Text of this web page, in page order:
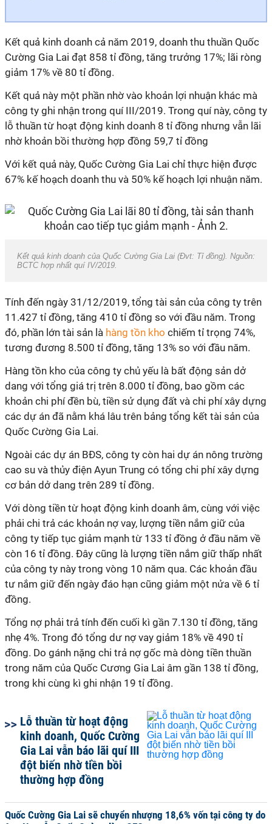
Kết quả kinh doanh cả năm 2019, doanh thu thuần Quốc
Cường Gia Lai đạt 858 tỉ đồng, tăng trưởng 17%; lãi ròng
giảm 17% về 80 tỉ đồng.
Kết quả này một phần nhờ vào khoản lợi nhuận khác mà
công ty ghi nhận trong quí III/2019. Trong quí này, công ty
lỗ thuần từ hoạt động kinh doanh 8 tỉ đồng nhưng vẫn lãi
nhờ khoản bồi thường hợp đồng 59,7 tỉ đồng
Với kết quả này, Quốc Cường Gia Lai chỉ thực hiện được
67% kế hoạch doanh thu và 50% kế hoạch lợi nhuận năm.
Kết quả kinh doanh của Quốc Cường Gia Lai (Đvt: Tỉ đồng). Nguồn:
BCTC hợp nhất quí IV/2019.
Tính đến ngày 31/12/2019, tổng tài sản của công ty trên
11.427 tỉ đồng, tăng 410 tỉ đồng so với đầu năm. Trong
đó, phần lớn tài sản là hàng tồn kho chiếm tỉ trọng 74%,
tương đương 8.500 tỉ đồng, tăng 13% so với đầu năm.
Hàng tồn kho của công ty chủ yếu là bất động sản dở
dang với tổng giá trị trên 8.000 tỉ đồng, bao gồm các
khoản chi phí đền bù, tiền sử dụng đất và chi phí xây dựng
các dự án đã nằm khá lâu trên bảng tổng kết tài sản của
Quốc Cường Gia Lai.
Ngoài các dự án BĐS, công ty còn hai dự án nông trường
cao su và thủy điện Ayun Trung có tổng chi phí xây dựng
cơ bản dở dang trên 289 tỉ đồng.
Với dòng tiền từ hoạt động kinh doanh âm, cùng với việc
phải chi trả các khoản nợ vay, lượng tiền nắm giữ của
công ty tiếp tục giảm mạnh từ 133 tỉ đồng ở đầu năm về
còn 16 tỉ đồng. Đây cũng là lượng tiền nắm giữ thấp nhất
của công ty này trong vòng 10 năm qua. Các khoản đầu
tư nắm giữ đến ngày đáo hạn cũng giảm một nửa về 6 tỉ
đồng.
Tổng nợ phải trả tính đến cuối kì gần 7.130 tỉ đồng, tăng
nhẹ 4%. Trong đó tổng dư nợ vay giảm 18% về 490 tỉ
đồng. Do gánh nặng chi trả nợ gốc mà dòng tiền thuần
trong năm của Quốc Cương Gia Lai âm gần 138 tỉ đồng,
trong khi cùng kì ghi nhận 19 tỉ đồng.
Lỗ thuần từ hoạt động
kinh doanh, Quốc Cường
Gia Lai vẫn báo lãi quí III
đột biến nhờ tiền bồi
thường hợp đồng
Quốc Cường Gia Lai sẽ chuyển nhượng 18,6% vốn tại công ty do